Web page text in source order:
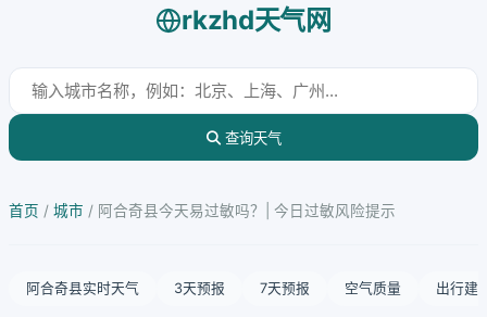
rkzhd天气网
查询天气
首页 / 城市 / 阿合奇县今天易过敏吗？| 今日过敏风险提示
阿合奇县实时天气 3天预报 7天预报 空气质量 出行建